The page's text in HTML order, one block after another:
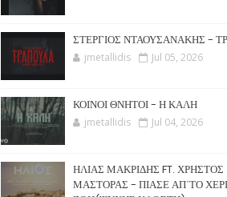
ΣΤΕΡΓΙΟΣ ΝΤΑΟΥΣΑΝΑΚΗΣ -
jmetallidis Jul 05, 2026
ΚΟΙΝΟΙ ΘΝΗΤΟΙ - Η ΚΑΛΗ
jmetallidis Jul 04, 2026
ΗΛΙΑΣ ΜΑΚΡΙΔΗΣ FT. ΧΡΗΣΤΟΣ
ΜΑΣΤΟΡΑΣ - ΠΙΑΣΕ ΑΠ΄ΤΟ